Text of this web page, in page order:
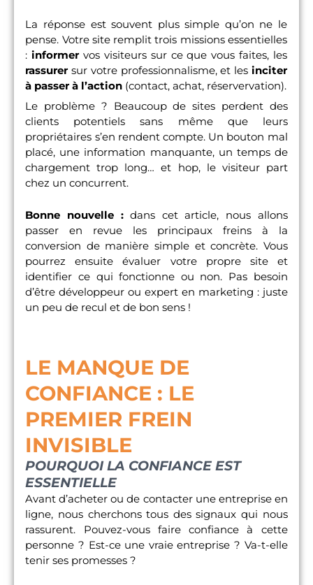
La réponse est souvent plus simple qu’on ne le
pense. Votre site remplit trois missions essentielles
:informervos visiteurs sur ce que vous faites, les
rassurersur votre professionnalisme, et les inciter
à passer à l’action (contact, achat, réservervation).
Le problème ? Beaucoup de sites perdent des
clients potentiels sans même que leurs
propriétaires s’en rendent compte. Un bouton mal
placé, une information manquante, un temps de
chargement trop long… et hop, le visiteur part
chez un concurrent.
Bonne nouvelle :dans cet article, nous allons
passer en revue les principaux freins à la
conversion de manière simple et concrète. Vous
pourrez ensuite évaluer votre propre site et
identifier ce qui fonctionne ou non. Pas besoin
d’être développeur ou expert en marketing : juste
un peu de recul et de bon sens !
LE MANQUE DE
CONFIANCE : LE
PREMIER FREIN
INVISIBLE
POURQUOI LA CONFIANCE EST
ESSENTIELLE
Avant d’acheter ou de contacter une entreprise en
ligne, nous cherchons tous des signaux qui nous
rassurent. Pouvez-vous faire confiance à cette
personne ? Est-ce une vraie entreprise ? Va-t-elle
tenir ses promesses ?